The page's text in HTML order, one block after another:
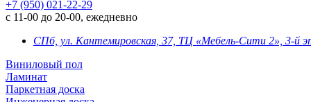
+7 (950) 021-22-29
с 11-00 до 20-00, ежедневно
СПб, ул. Кантемировская, 37, ТЦ «Мебель-Сити 2», 3-й
Виниловый пол
Ламинат
Паркетная доска